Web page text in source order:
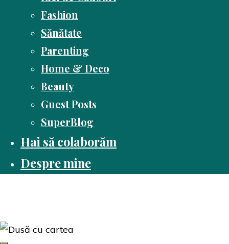
Fashion
Sănătate
Parenting
Home & Deco
Beauty
Guest Posts
SuperBlog
Hai să colaborăm
Despre mine